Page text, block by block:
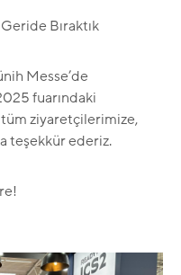
Bıraktık
Messe’de
fuarındaki
ziyaretçilerimize,
teşekkür ederiz.